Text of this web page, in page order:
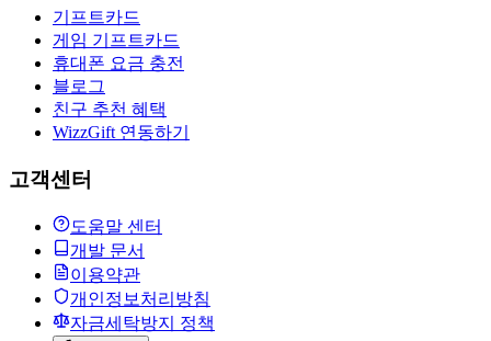
기프트카드
게임 기프트카드
휴대폰 요금 충전
블로그
친구 추천 혜택
WizzGift 연동하기
고객센터
도움말 센터
개발 문서
이용약관
개인정보처리방침
자금세탁방지 정책